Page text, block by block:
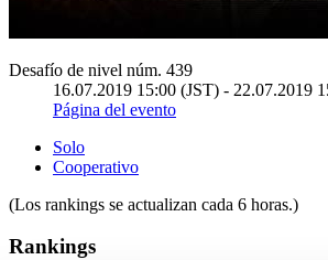
Desafío de nivel núm. 439
16.07.2019 15:00 (JST) - 22.07.2019
Página del evento
Solo
Cooperativo
(Los rankings se actualizan cada 6 horas.)
Rankings